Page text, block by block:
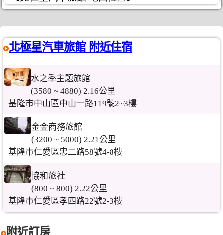
北極星汽車旅館 附近住宿
水之季主題旅館
(3580 ~ 4880) 2.16公里
基隆市中山區中山一路119號2~3樓
金金商務旅館
(3200 ~ 5000) 2.21公里
基隆市仁愛區忠二路58號4-8樓
協和旅社
(800 ~ 800) 2.22公里
基隆市仁愛區孝四路22號2-3樓
附近訂房